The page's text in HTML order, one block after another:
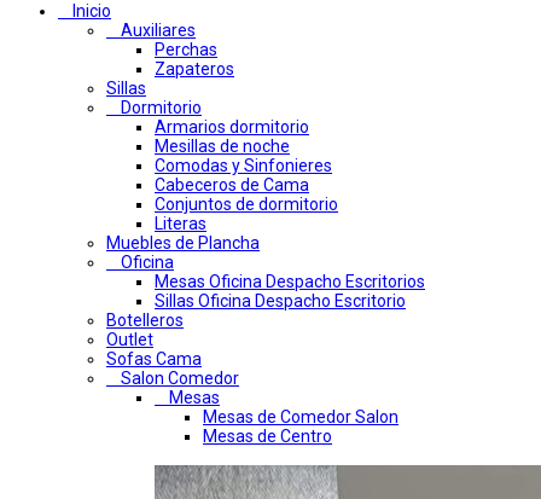
Inicio
Auxiliares
Perchas
Zapateros
Sillas
Dormitorio
Armarios dormitorio
Mesillas de noche
Comodas y Sinfonieres
Cabeceros de Cama
Conjuntos de dormitorio
Literas
Muebles de Plancha
Oficina
Mesas Oficina Despacho Escritorios
Sillas Oficina Despacho Escritorio
Botelleros
Outlet
Sofas Cama
Salon Comedor
Mesas
Mesas de Comedor Salon
Mesas de Centro